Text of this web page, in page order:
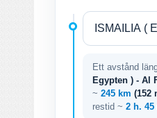
Ett avstånd
Egypten ) - Al
~ 245 km (152
restid ~ 2 h.